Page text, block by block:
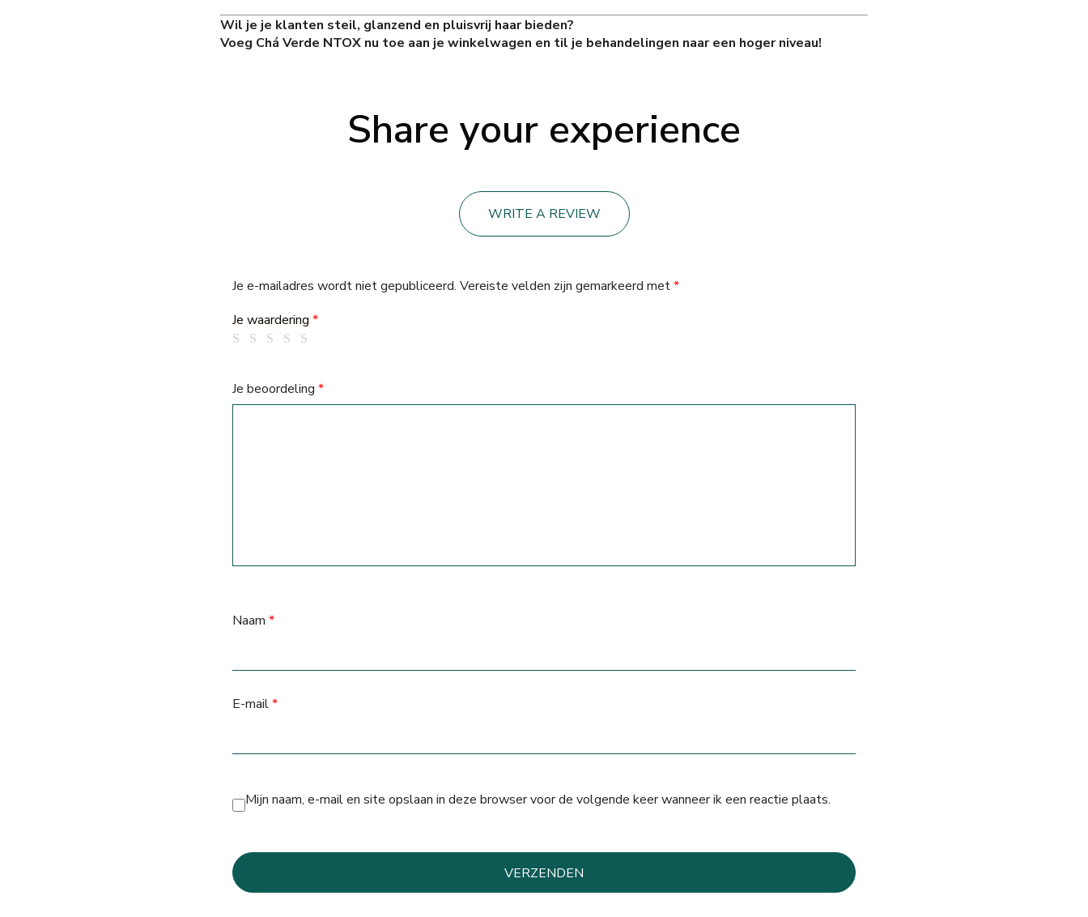
Wil je je klanten steil, glanzend en pluisvrij haar bieden?
Voeg Chá Verde NTOX nu toe aan je winkelwagen en til je behandelingen naar een hoger niveau!
Share your experience
WRITE A REVIEW
Je e-mailadres wordt niet gepubliceerd. Vereiste velden zijn gemarkeerd met*
Je waardering *
Je beoordeling *
Naam *
E-mail*
Mijn naam, e-mail en site opslaan in deze browser voor de volgende keer wanneer ik een reactie plaats.